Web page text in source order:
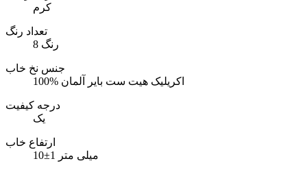
کرم
تعداد رنگ
8 رنگ
جنس نخ خاب
100% اکریلیک هیت ست بایر آلمان
درجه کیفیت
یک
ارتفاع خاب
10±1 میلی متر